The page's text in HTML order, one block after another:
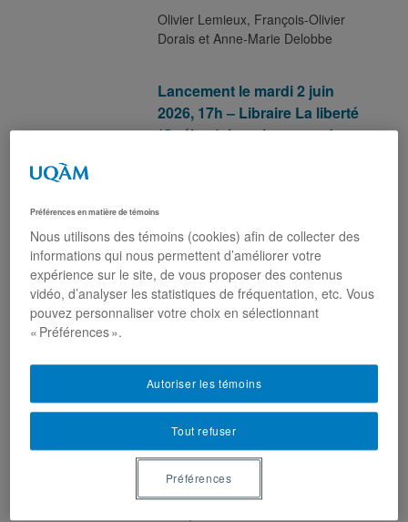
Olivier Lemieux François-Olivier
Dorais
Anne-Marie Delobbe
Lancement le mardi 2 juin
2026, 17h – Libraire La liberté
(Québec). Inscrivez-vous!
Vingt-quatre auteurs et autrices
aux spécialisations aussi
diversifiées que
complémentaires, dans vingt-
deux courts textes, analysent et
s’avancent sur des pistes de
de l’enseignement supérieur.
Leur source d’analyse : un
sondage réalisé en 2025 auprès
de plus de 2000 Québécois et
Québécoises sur leur perception
de l’Éducation au Québec.
Préférences en matière de témoins
Nous utilisons des témoins (cookies) afin de collecter des
informations qui nous permettent d’améliorer votre
expérience sur le site, de vous proposer des contenus
vidéo, d’analyser les statistiques de fréquentation, etc. Vous
pouvez personnaliser votre choix en sélectionnant
« Préférences ».
Tout refuser
Autoriser les témoins
Préférences